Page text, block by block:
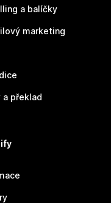
a balíčky
marketing
a překlad